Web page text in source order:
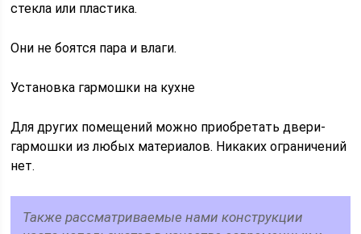
стекла или пластика.
Они не боятся пара и влаги.
Установка гармошки на кухне
Для других помещений можно приобретать двери-
гармошки из любых материалов. Никаких ограничений
нет.
Также рассматриваемые нами конструкции